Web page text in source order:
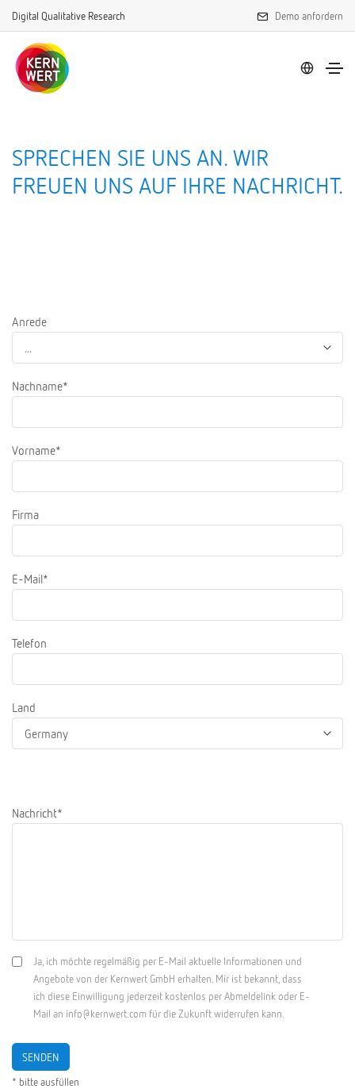
Digital Qualitative Research Demo anfordern
SPRECHEN SIE UNS AN. WIR
FREUEN UNS AUF IHRE NACHRICHT.
Anrede
Nachname*
Vorname*
Firma
E-Mail*
Telefon
Land
Nachricht*
Ja, ich möchte regelmäßig per E-Mail aktuelle Informationen und
Angebote von der Kernwert GmbH erhalten. Mir ist bekannt, dass
ich diese Einwilligung jederzeit kostenlos per Abmeldelink oder E-
Mail an info@kernwert.com für die Zukunft widerrufen kann.
SENDEN
* bitte ausfüllen